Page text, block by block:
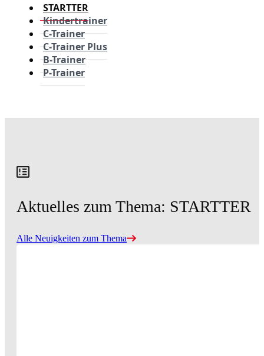
STARTTER
Kindertrainer
C-Trainer
C-Trainer Plus
B-Trainer
P-Trainer
Aktuelles zum Thema: STARTTER
Alle Neuigkeiten zum Thema